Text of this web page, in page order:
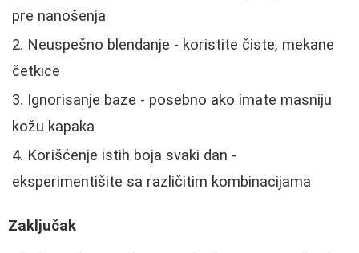
pre nanošenja
Neuspešno blendanje - koristite čiste, mekane
četkice
Ignorisanje baze - posebno ako imate masniju
kožu kapaka
Korišćenje istih boja svaki dan -
eksperimentišite sa različitim kombinacijama
Zaključak